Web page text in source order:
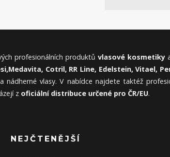
profesionálních produktů vlasové kosmetiky
Medavita, Cotril, RR Line, Edelstein, Vitael,
nádherné vlasy. V nabídce najdete taktéž
z oficiální distribuce určené pro ČR/EU.
NEJČTENĚJŠÍ